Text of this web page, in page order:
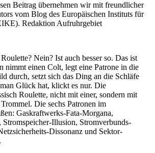
Beitrag übernehmen wir mit freundlicher
vom Blog des Europäischen Instituts für
Redaktion Aufruhrgebiet
Nein? Ist auch besser so. Das ist
nimmt einen Colt, legt eine Patrone in die
durch, setzt sich das Ding an die Schläfe
Glück hat, klickt es nur. Die
Roulette, nicht mit einer, sondern mit
Die sechs Patronen im
Gaskraftwerks-Fata-Morgana,
Illusion, Stromverbunds-
Dissonanz und Sektor-